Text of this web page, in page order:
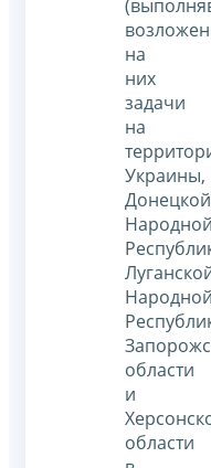
на
них
задачи
на
Украины,
Донецкой
Народной
Народной
области
и
области